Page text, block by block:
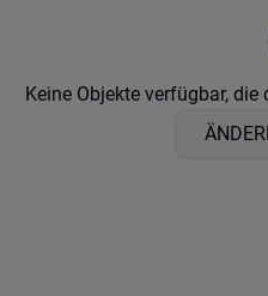
Keine Objekte verfügbar,